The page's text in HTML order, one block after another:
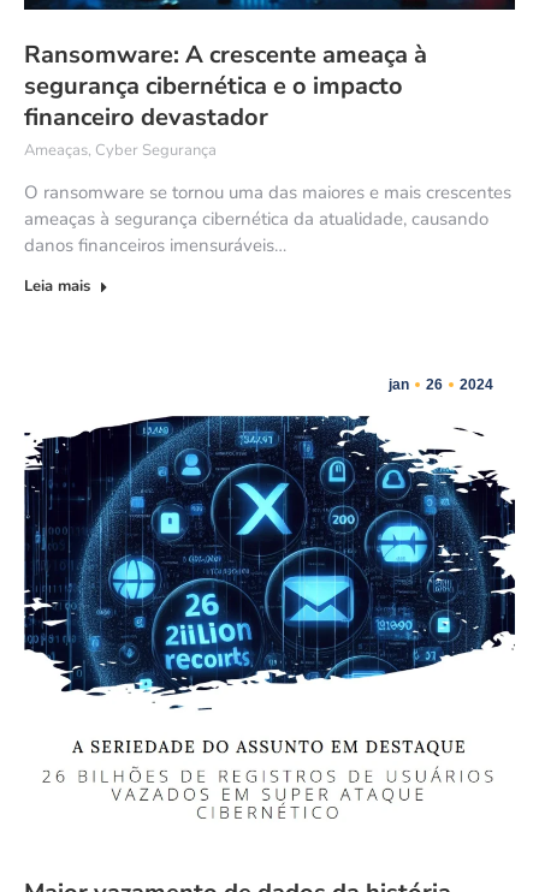
Ransomware: A crescente ameaça à
segurança cibernética e o impacto
financeiro devastador
Ameaças, Cyber Segurança
O ransomware se tornou uma das maiores e mais crescentes
ameaças à segurança cibernética da atualidade, causando
danos financeiros imensuráveis…
Leia mais
jan 26 2024